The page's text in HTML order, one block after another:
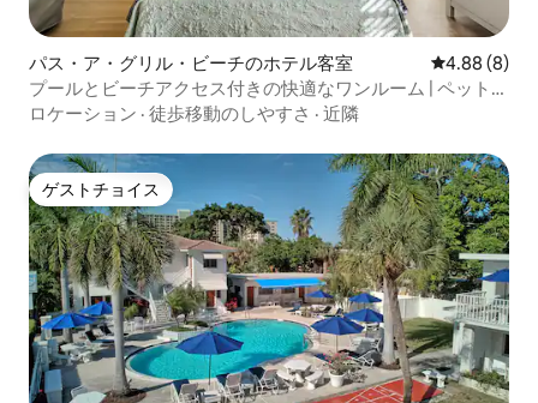
パス・ア・グリル・ビーチのホテル客室 レビュー8件
4.88 (8)
プールとビーチアクセス付きの快適なワンルーム | ペット歓
迎
ロケーション · 徒歩移動のしやすさ · 近隣
ゲストチョイス
ゲストチョイス